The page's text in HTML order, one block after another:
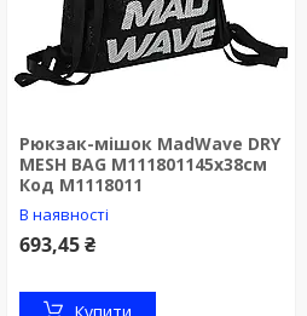
Рюкзак-мішок MadWave DRY
MESH BAG M111801145х38см
Код M1118011
В наявності
693,45 ₴